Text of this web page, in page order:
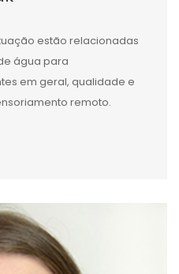
estão relacionadas
água para
em geral, qualidade e
remoto.